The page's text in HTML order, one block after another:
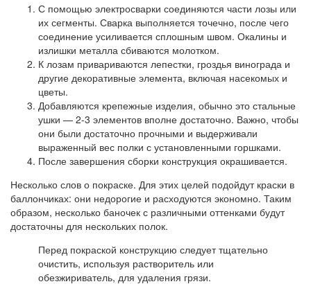
С помощью электросварки соединяются части лозы или
их сегменты. Сварка выполняется точечно, после чего
соединение усиливается сплошным швом. Окалины и
излишки металла сбиваются молотком.
К лозам привариваются лепестки, гроздья винограда и
другие декоративные элемента, включая насекомых и
цветы.
Добавляются крепежные изделия, обычно это стальные
ушки — 2-3 элементов вполне достаточно. Важно, чтобы
они были достаточно прочными и выдерживали
выраженный вес полки с установленными горшками.
После завершения сборки конструкция окрашивается.
Несколько слов о покраске. Для этих целей подойдут краски в
баллончиках: они недорогие и расходуются экономно. Таким
образом, несколько баночек с различными оттенками будут
достаточны для нескольких полок.
Перед покраской конструкцию следует тщательно
очистить, используя растворитель или
обезжириватель, для удаления грязи.